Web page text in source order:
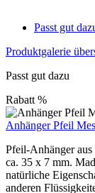
Passt gut
Produktgalerie
Passt gut dazu
Rabatt %
Anhänger Pfeil
Pfeil-Anhänger
ca. 35 x 7 mm.
natürliche
anderen